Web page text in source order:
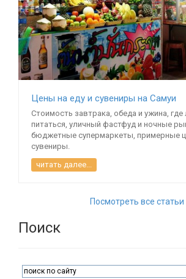
Цены на еду и сувениры на Самуи
Стоимость завтрака, обеда и ужина,
питаться, уличный фастфуд и ночные
бюджетные супермаркеты, примерные
сувениры.
читать далее...
Посмотреть все статьи
Поиск